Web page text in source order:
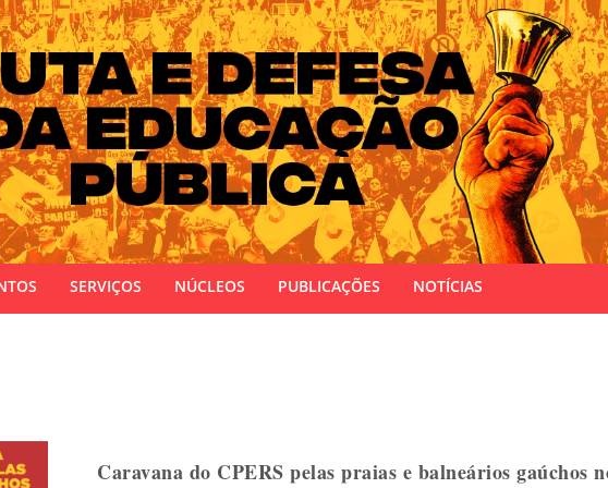
Estado do Rio Grande do Sul
SERVIÇOS NÚCLEOS PUBLICAÇÕES NOTÍCIAS
Caravana do CPERS pelas praias e balneários gaúchos